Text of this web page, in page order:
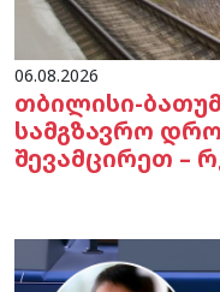
06.08.2026
თბილისი-
სამგზავრო
შევამცირეთ –